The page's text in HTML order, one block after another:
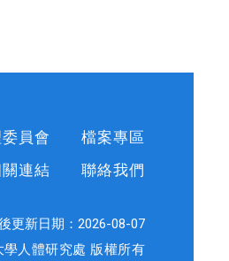
員會
檔案專區
連結
聯絡我們
更新日期： 2026-08-07
人體研究處 版權所有